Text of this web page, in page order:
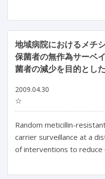
地域病院におけるメチ
保菌者の無作為サーベ
菌者の減少を目的とし
2009.04.30
☆
Random meticillin-
carrier surveillance at a
of interventions to reduce